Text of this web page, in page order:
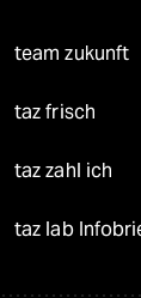
team zukunft
taz frisch
taz zahl ich
taz lab